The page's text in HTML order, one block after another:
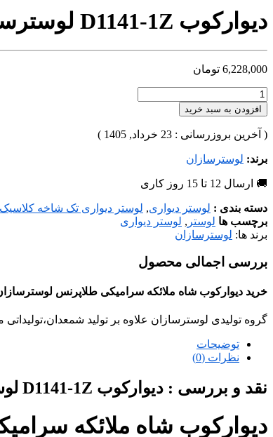
دیوارکوب D1141-1Z لوسترسازان
6,228,000 تومان
افزودن به سبد خرید
( آخرین بروزرسانی : 23 خرداد, 1405 )
برند: لوسترسازان
🚚 ارسال 12 تا 15 روز کاری
دسته بندی : لوستر دیواری, لوستر دیواری تک شاخه کلاسیک
برچسب ها لوستر , لوستر دیواری
برند ها: لوسترسازان
بررسی اجمالی محصول
خرید دیوارکوب شاه ملائکه سرامیکی طلاپرنس
گروه تولیدی لوسترسازان علاوه بر تولید شمعدان،تولیداتی
توضیحات
نظرات (0)
نقد و بررسی : دیوارکوب D1141-1Z لوسترسازان
دیوارکوب شاه ملائکه